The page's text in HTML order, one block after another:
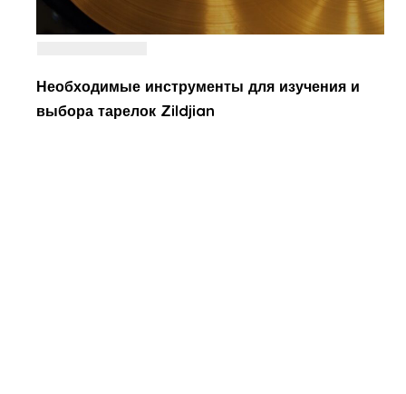
Необходимые инструменты для изучения и
выбора тарелок Zildjian